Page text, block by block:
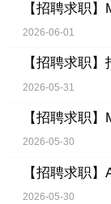
【招聘求职】
2026-06-01
【招聘求职】
2026-05-31
【招聘求职】
2026-05-30
【招聘求职】
2026-05-30